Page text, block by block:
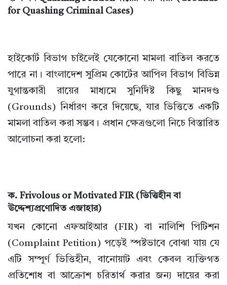
for Quashing Criminal Cases)
হাইকোর্ট বিভাগ চাইলেই যেকোনো মামলা বাতিল করতে
পারে না। বাংলাদেশ সুপ্রিম কোর্টের আপিল বিভাগ বিভিন্ন
যুগান্তকারী রায়ের মাধ্যমে সুনির্দিষ্ট কিছু মানদণ্ড
(Grounds) নির্ধারণ করে দিয়েছে, যার ভিত্তিতে একটি
মামলা বাতিল করা সম্ভব। প্রধান ক্ষেত্রগুলো নিচে বিস্তারিত
আলোচনা করা হলো:
ক. Frivolous or Motivated FIR (ভিত্তিহীন বা
উদ্দেশ্যপ্রণোদিত এজাহার)
যখন কোনো এফআইআর (FIR) বা নালিশি পিটিশন
(Complaint Petition) পড়েই স্পষ্টভাবে বোঝা যায় যে
এটি সম্পূর্ণ ভিত্তিহীন, বানোয়াট এবং কেবল ব্যক্তিগত
প্রতিশোধ বা আক্রোশ চরিতার্থ করার জন্য দায়ের করা